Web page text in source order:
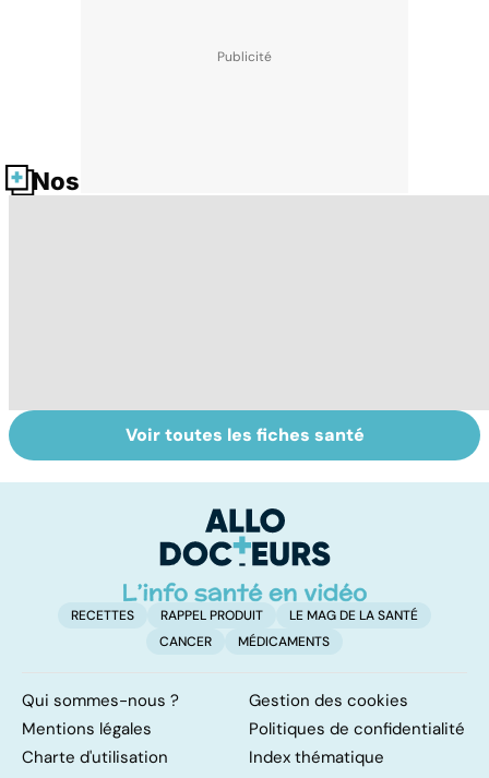
Nos fiches santé
Tout savoir sur le
cerveau
Staphylocoque
doré : une
surveillance
Voir toutes les fiches santé
RECETTES RAPPEL PRODUIT
LE MAG DE LA SANTÉ
CANCER
MÉDICAMENTS
Qui sommes-nous ?
Gestion des cookies
Mentions légales
Politiques de confidentialité
Charte d'utilisation
Index thématique